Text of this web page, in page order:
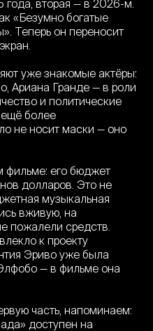
года, вторая — в 2026-м.
«Безумно богатые
Теперь он переносит
уже знакомые актёры:
Ариана Гранде — в роли
и политические
ещё более
не носит маски — оно
фильме: его бюджет
долларов. Это не
музыкальная
вживую, на
пожалели средств.
к проекту
Эриво уже была
— в фильме она
часть, напоминаем:
доступен на